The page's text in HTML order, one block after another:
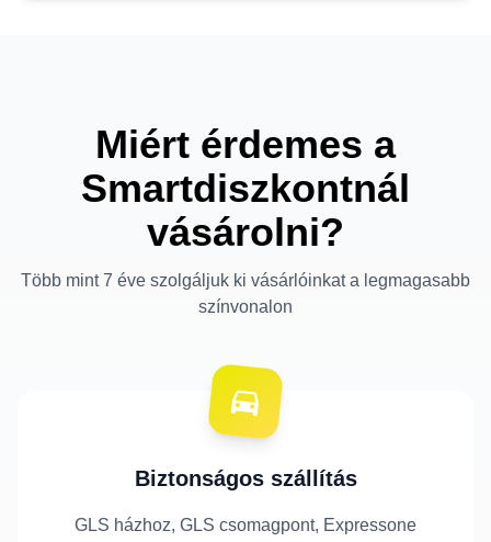
Miért érdemes a
Smartdiszkontnál
vásárolni?
Több mint 7 éve szolgáljuk ki vásárlóinkat a legmagasabb
színvonalon
Biztonságos szállítás
GLS házhoz, GLS csomagpont, Expressone